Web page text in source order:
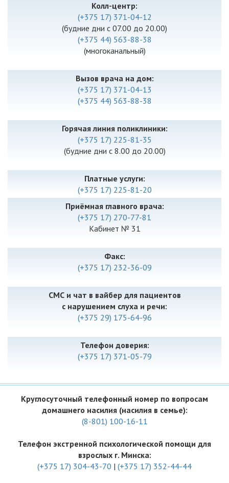
Колл-центр:
(+375 17) 371-04-12
(будние дни с 07.00 до 20.00)
(+375 44) 563-88-38
(многоканальный)
Вызов врача на дом:
(+375 17) 371-04-13
(+375 44) 563-88-38
Горячая линия поликлиники:
(+375 17) 225-81-35
(будние дни с 8.00 до 20.00)
Платные услуги:
(+375 17) 225-81-20
Приёмная главного врача:
(+375 17) 270-77-81
Кабинет № 31
Факс:
(+375 17) 232-36-09
СМС и чат в вайбер для пациентов
с нарушением слуха и речи:
(+375 29) 175-64-96
Телефон доверия:
(+375 17) 371-05-79
Круглосуточный телефонный номер по вопросам
домашнего насилия (насилия в семье):
(8-801) 100-16-11
Телефон экстренной психологической помощи для
взрослых г. Минска:
(+375 17) 304-43-70 | (+375 17) 352-44-44